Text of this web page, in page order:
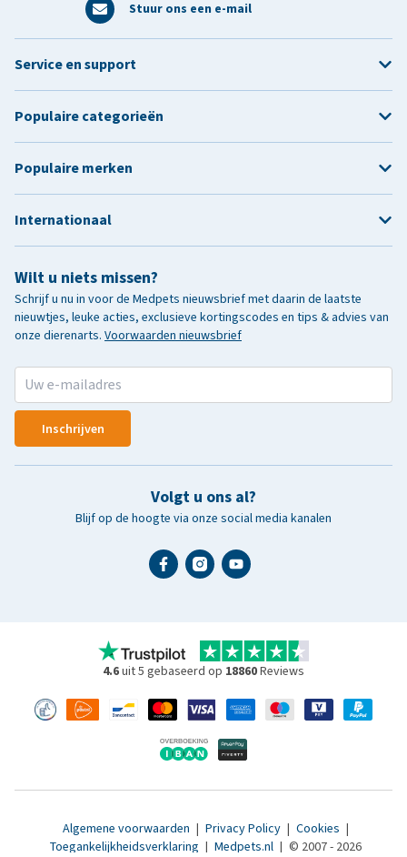
Stuur ons een e-mail
Wilt u niets missen?
Schrijf u nu in voor de Medpets nieuwsbrief met daarin de laatste
nieuwtjes, leuke acties, exclusieve kortingscodes en tips & advies van
onze dierenarts. Voorwaarden nieuwsbrief
Inschrijven
Volgt u ons al?
Blijf op de hoogte via onze social media kanalen
Service en support
Populaire categorieën
Populaire merken
Internationaal
4.6uit 5 gebaseerd op 18860Reviews
Algemene voorwaarden | Privacy Policy | Cookies |
Toegankelijkheidsverklaring | Medpets.nl | © 2007 - 2026